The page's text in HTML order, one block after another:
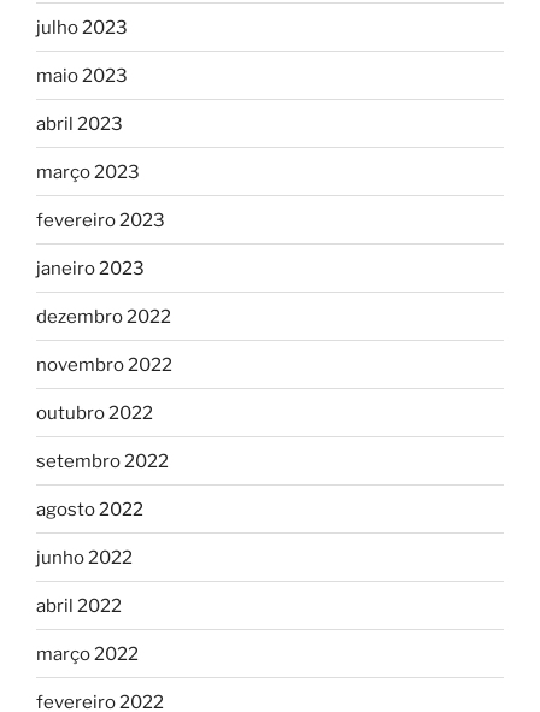
julho 2023
maio 2023
abril 2023
março 2023
fevereiro 2023
janeiro 2023
dezembro 2022
novembro 2022
outubro 2022
setembro 2022
agosto 2022
junho 2022
abril 2022
março 2022
fevereiro 2022